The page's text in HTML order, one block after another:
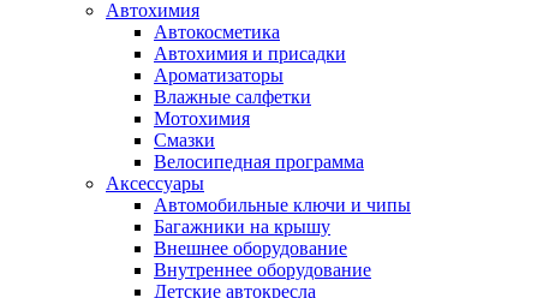
Автохимия
Автокосметика
Автохимия и присадки
Ароматизаторы
Влажные салфетки
Мотохимия
Смазки
Велосипедная программа
Аксессуары
Автомобильные ключи и чипы
Багажники на крышу
Внешнее оборудование
Внутреннее оборудование
Детские автокресла